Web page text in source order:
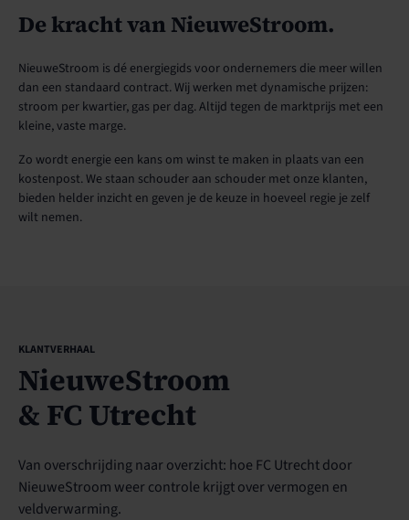
De kracht van NieuweStroom.
NieuweStroom is dé energiegids voor ondernemers die meer willen
dan een standaard contract. Wij werken met dynamische prijzen:
stroom per kwartier, gas per dag. Altijd tegen de marktprijs met een
kleine, vaste marge.
Zo wordt energie een kans om winst te maken in plaats van een
kostenpost. We staan schouder aan schouder met onze klanten,
bieden helder inzicht en geven je de keuze in hoeveel regie je zelf
wilt nemen.
KLANTVERHAAL
NieuweStroom
& FC Utrecht
Van overschrijding naar overzicht: hoe FC Utrecht door
NieuweStroom weer controle krijgt over vermogen en
veldverwarming.